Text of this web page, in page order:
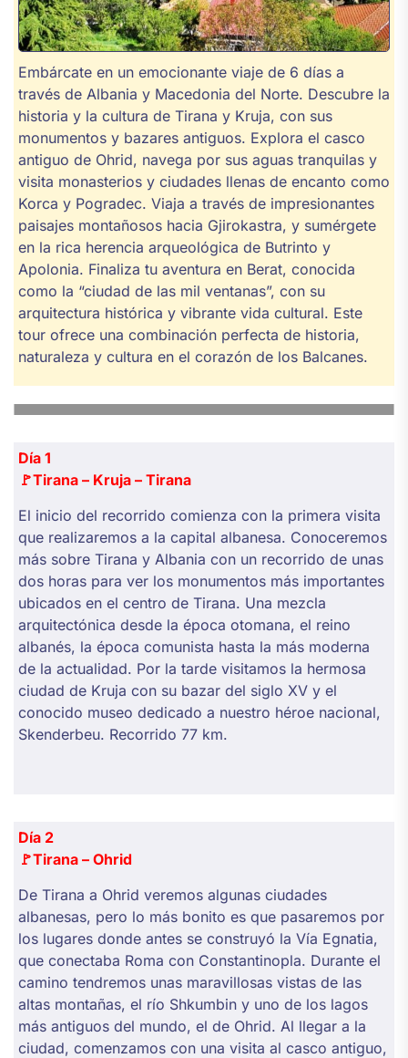
Embárcate en un emocionante viaje de 6 días a
través de Albania y Macedonia del Norte. Descubre la
historia y la cultura de Tirana y Kruja, con sus
monumentos y bazares antiguos. Explora el casco
antiguo de Ohrid, navega por sus aguas tranquilas y
visita monasterios y ciudades llenas de encanto como
Korca y Pogradec. Viaja a través de impresionantes
paisajes montañosos hacia Gjirokastra, y sumérgete
en la rica herencia arqueológica de Butrinto y
Apolonia. Finaliza tu aventura en Berat, conocida
como la “ciudad de las mil ventanas”, con su
arquitectura histórica y vibrante vida cultural. Este
tour ofrece una combinación perfecta de historia,
naturaleza y cultura en el corazón de los Balcanes.
Día 1
🚩Tirana – Kruja – Tirana
El inicio del recorrido comienza con la primera visita
que realizaremos a la capital albanesa. Conoceremos
más sobre Tirana y Albania con un recorrido de unas
dos horas para ver los monumentos más importantes
ubicados en el centro de Tirana. Una mezcla
arquitectónica desde la época otomana, el reino
albanés, la época comunista hasta la más moderna
de la actualidad. Por la tarde visitamos la hermosa
ciudad de Kruja con su bazar del siglo XV y el
conocido museo dedicado a nuestro héroe nacional,
Skenderbeu. Recorrido 77 km.
Día 2
🚩Tirana – Ohrid
De Tirana a Ohrid veremos algunas ciudades
albanesas, pero lo más bonito es que pasaremos por
los lugares donde antes se construyó la Vía Egnatia,
que conectaba Roma con Constantinopla. Durante el
camino tendremos unas maravillosas vistas de las
altas montañas, el río Shkumbin y uno de los lagos
más antiguos del mundo, el de Ohrid. Al llegar a la
ciudad, comenzamos con una visita al casco antiguo,